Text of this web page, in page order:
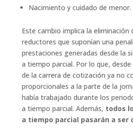
Nacimiento y cuidado de menor.
Este cambio implica la eliminación
reductores que suponían una
prestaciones generadas desde la
a tiempo parcial. Por lo que,
de la carrera de cotización ya no
proporcionales a la parte de la
había trabajado durante los
a tiempo parcial. Además, todos
a tiempo parcial pasarán a ser